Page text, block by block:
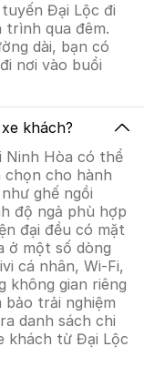
Đại Lộc đi
trình qua đêm.
dài, bạn có
nơi vào buổi
khách?
Ninh Hòa có thể
cho hành
ghế ngồi
độ ngả phù hợp
đại đều có mặt
ở một số dòng
cá nhân, Wi-Fi,
không gian riêng
trải nghiệm
danh sách chi
khách từ Đại Lộc